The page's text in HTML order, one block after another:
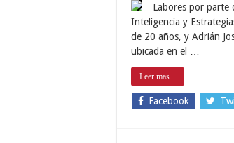
Labores por parte
Inteligencia y
de 20 años, y Adrián
ubicada en el …
Leer mas...
Facebook